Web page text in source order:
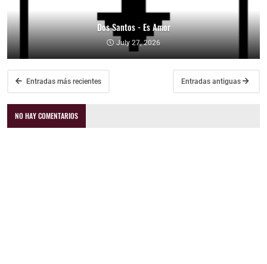
Dos Santos - Es Amor
July 27, 2026
Entradas más recientes Entradas antiguas
NO HAY COMENTARIOS